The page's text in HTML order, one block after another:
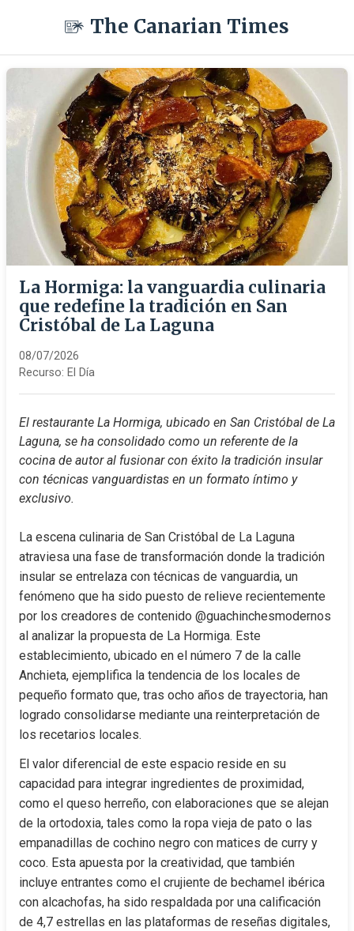
The Canarian Times
La Hormiga: la vanguardia culinaria
que redefine la tradición en San
Cristóbal de La Laguna
08/07/2026
Recurso: El Día
El restaurante La Hormiga, ubicado en San Cristóbal de La
Laguna, se ha consolidado como un referente de la
cocina de autor al fusionar con éxito la tradición insular
con técnicas vanguardistas en un formato íntimo y
exclusivo.
La escena culinaria de San Cristóbal de La Laguna
atraviesa una fase de transformación donde la tradición
insular se entrelaza con técnicas de vanguardia, un
fenómeno que ha sido puesto de relieve recientemente
por los creadores de contenido @guachinchesmodernos
al analizar la propuesta de La Hormiga. Este
establecimiento, ubicado en el número 7 de la calle
Anchieta, ejemplifica la tendencia de los locales de
pequeño formato que, tras ocho años de trayectoria, han
logrado consolidarse mediante una reinterpretación de
los recetarios locales.
El valor diferencial de este espacio reside en su
capacidad para integrar ingredientes de proximidad,
como el queso herreño, con elaboraciones que se alejan
de la ortodoxia, tales como la ropa vieja de pato o las
empanadillas de cochino negro con matices de curry y
coco. Esta apuesta por la creatividad, que también
incluye entrantes como el crujiente de bechamel ibérica
con alcachofas, ha sido respaldada por una calificación
de 4,7 estrellas en las plataformas de reseñas digitales,